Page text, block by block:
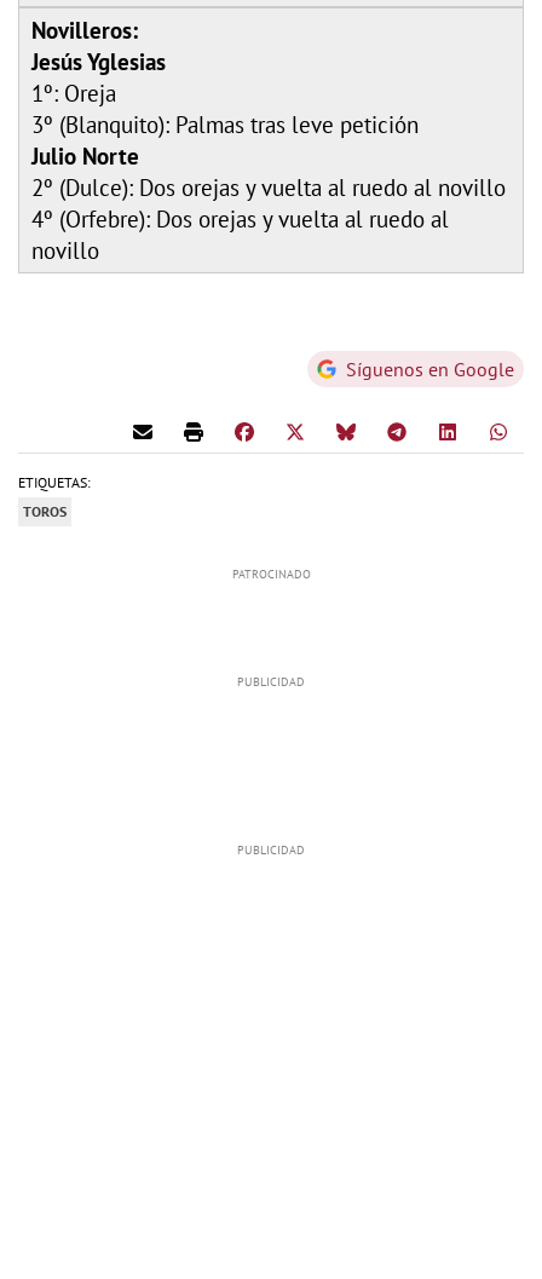
Novilleros:
Jesús Yglesias
1º: Oreja
3º (Blanquito): Palmas tras leve petición
Julio Norte
2º (Dulce): Dos orejas y vuelta al ruedo al novillo
4º (Orfebre): Dos orejas y vuelta al ruedo al
novillo
Síguenos en Google
ETIQUETAS:
TOROS